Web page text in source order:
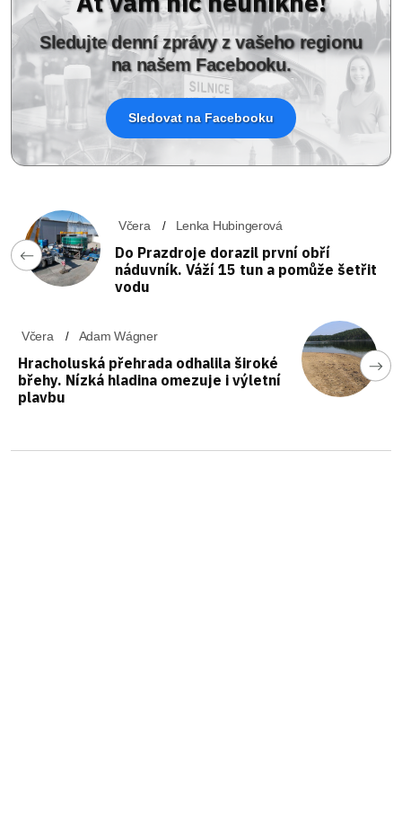
Sledujte denní zprávy z vašeho regionu
na našem Facebooku.
Sledovat na Facebooku
Včera Lenka Hubingerová
Do Prazdroje dorazil první obří
náduvník. Váží 15 tun a pomůže šetřit
vodu
Včera Adam Wágner
Hracholuská přehrada odhalila široké
břehy. Nízká hladina omezuje i výletní
plavbu